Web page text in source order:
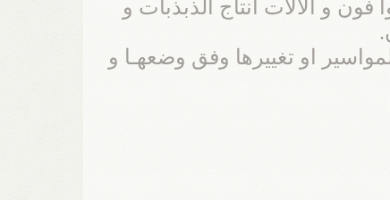
و الألات انتاج الذبذبات و
او تغييرها وفق وضعهـا و